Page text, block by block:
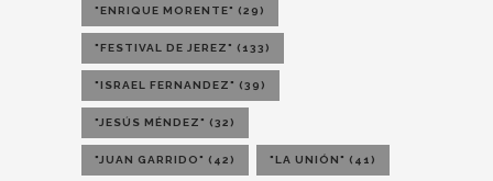
"ENRIQUE MORENTE" (29)
"FESTIVAL DE JEREZ" (133)
"ISRAEL FERNANDEZ" (39)
"JESÚS MÉNDEZ" (32)
"JUAN GARRIDO" (42) "LA UNIÓN" (41)